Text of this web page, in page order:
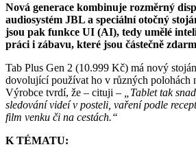
Nová generace kombinuje rozměrný
audiosystém JBL a speciální otočný
jsou pak funkce UI (AI), tedy umělé
práci i zábavu, které jsou částečně
Tab Plus Gen 2 (10.999 Kč) má nový
dovolující používat ho v různých polohách
Výrobce tvrdí, že – cituji –
„Tablet tak
sledování videí v posteli, vaření podle
film venku či na cestách.“
K TÉMATU: